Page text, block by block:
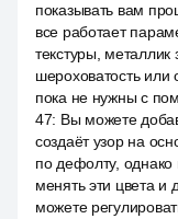
показывать вам
все работает
текстуры,
шероховатость
пока не нужны с
47: Вы можете
создаёт узор на
по дефолту,
менять эти цвета и
можете